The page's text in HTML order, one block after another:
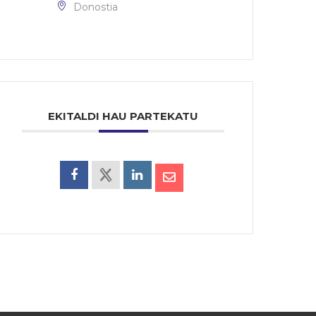
Donostia
EKITALDI HAU PARTEKATU